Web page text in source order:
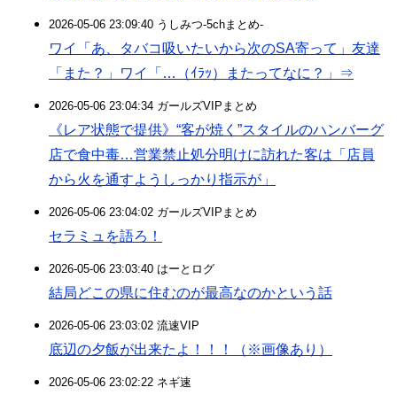
2026-05-06 23:09:40 うしみつ-5chまとめ-
ワイ「あ、タバコ吸いたいから次のSA寄って」友達
「また？」ワイ「…（ｲﾗｯ）またってなに？」⇒
2026-05-06 23:04:34 ガールズVIPまとめ
《レア状態で提供》“客が焼く”スタイルのハンバーグ
店で食中毒…営業禁止処分明けに訪れた客は「店員
から火を通すようしっかり指示が」
2026-05-06 23:04:02 ガールズVIPまとめ
セラミュを語ろ！
2026-05-06 23:03:40 はーとログ
結局どこの県に住むのが最高なのかという話
2026-05-06 23:03:02 流速VIP
底辺の夕飯が出来たよ！！！（※画像あり）
2026-05-06 23:02:22 ネギ速